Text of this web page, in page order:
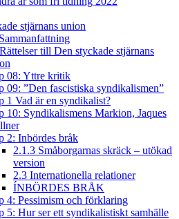
stjärnans union
till Den styckade stjärnans
08: Yttre kritik
09: ”Den fascistiska syndikalismen”
1 Vad är en syndikalist?
10: Syndikalismens Markion, Jaques
2: Inbördes bråk
2.1.3 Småborgarnas skräck – utökad
version
2.3 Internationella relationer
ÍNBÖRDES BRÅK
4: Pessimism och förklaring
5: Hur ser ett syndikalistiskt samhälle